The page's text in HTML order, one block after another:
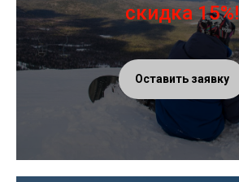
скидка 15%!
Оставить заявку